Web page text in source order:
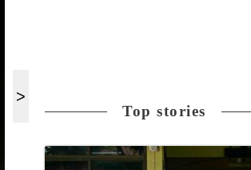
Top stories